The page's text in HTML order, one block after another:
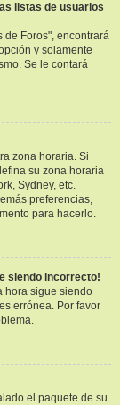
listas de usuarios
de Foros", encontrará
y solamente
Se le contará
zona horaria. Si
su zona horaria
Sydney, etc.
preferencias,
para hacerlo.
siendo incorrecto!
hora sigue siendo
errónea. Por favor
el paquete de su